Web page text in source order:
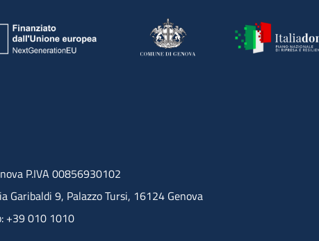
P.IVA 00856930102
Garibaldi 9, Palazzo Tursi, 16124 Genova
+39 010 1010